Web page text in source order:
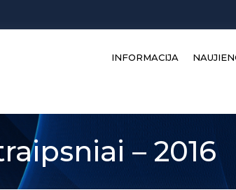
INFORMACIJA
– 2016